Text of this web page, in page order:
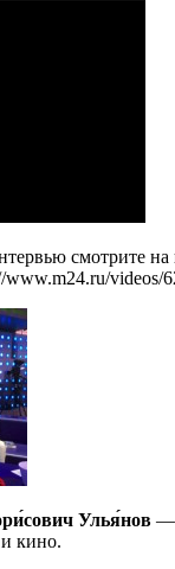
смотрите на
videos/
Улья́нов —
и кино.